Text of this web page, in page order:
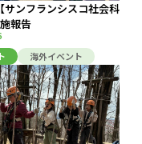
サンフランシスコ社会科
報告
海外イベント